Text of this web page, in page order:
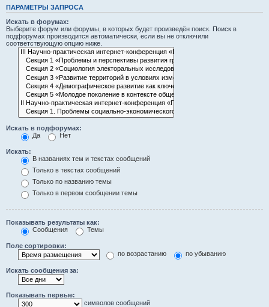
ПАРАМЕТРЫ ЗАПРОСА
Искать в форумах:
Выберите форум или форумы, в которых будет произведён поиск. Поиск в
подфорумах производится автоматически, если вы не отключили
соответствующую опцию ниже.
Искать в подфорумах:
Да
Нет
Искать:
В названиях тем и текстах сообщений
Только в текстах сообщений
Только по названию темы
Только в первом сообщении темы
Показывать результаты как:
Сообщения
Темы
Поле сортировки:
по возрастанию
по убыванию
Искать сообщения за:
Показывать первые:
символов сообщений